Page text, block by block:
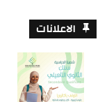
الاعلانات